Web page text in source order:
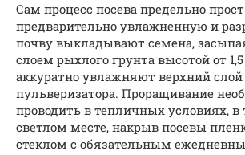
Сам процесс посева предельно
предварительно увлажненную и
почву выкладывают семена,
слоем рыхлого грунта высотой от
аккуратно увлажняют верхний
пульверизатора. Проращивание
проводить в тепличных условиях, в
светлом месте, накрыв посевы
стеклом с обязательным